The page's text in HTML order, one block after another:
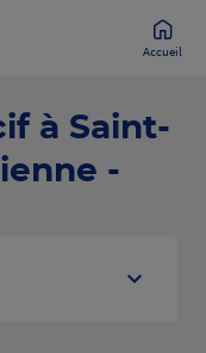
Accueil
à Saint-
-